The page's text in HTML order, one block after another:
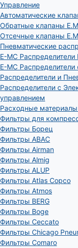
Управление
Автоматические
Обратные клапаны
Отсечные клапаны
Пневматические
E-MC
E-MC
Распределители и
Распределители с
управлением
Расходные материалы
Фильтры для
Фильтры Борец
Фильтры ABAC
Фильтры Airman
Фильтры Almig
Фильтры ALUP
Фильтры Atlas Copco
Фильтры Atmos
Фильтры BERG
Фильтры Boge
Фильтры Ceccato
Фильтры Chicago
Фильтры Comaro